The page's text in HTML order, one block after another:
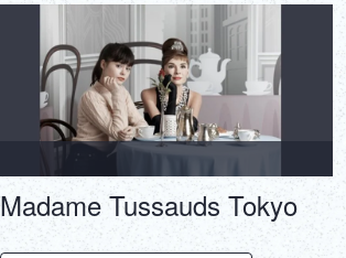
Madame Tussauds Tokyo